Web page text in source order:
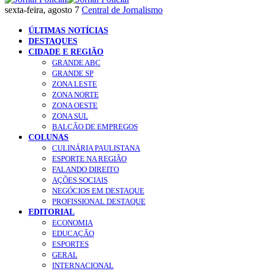
sexta-feira, agosto 7 Central de Jornalismo
ÚLTIMAS NOTÍCIAS
DESTAQUES
CIDADE E REGIÃO
GRANDE ABC
GRANDE SP
ZONA LESTE
ZONA NORTE
ZONA OESTE
ZONA SUL
BALCÃO DE EMPREGOS
COLUNAS
CULINÁRIA PAULISTANA
ESPORTE NA REGIÃO
FALANDO DIREITO
AÇÕES SOCIAIS
NEGÓCIOS EM DESTAQUE
PROFISSIONAL DESTAQUE
EDITORIAL
ECONOMIA
EDUCAÇÃO
ESPORTES
GERAL
INTERNACIONAL